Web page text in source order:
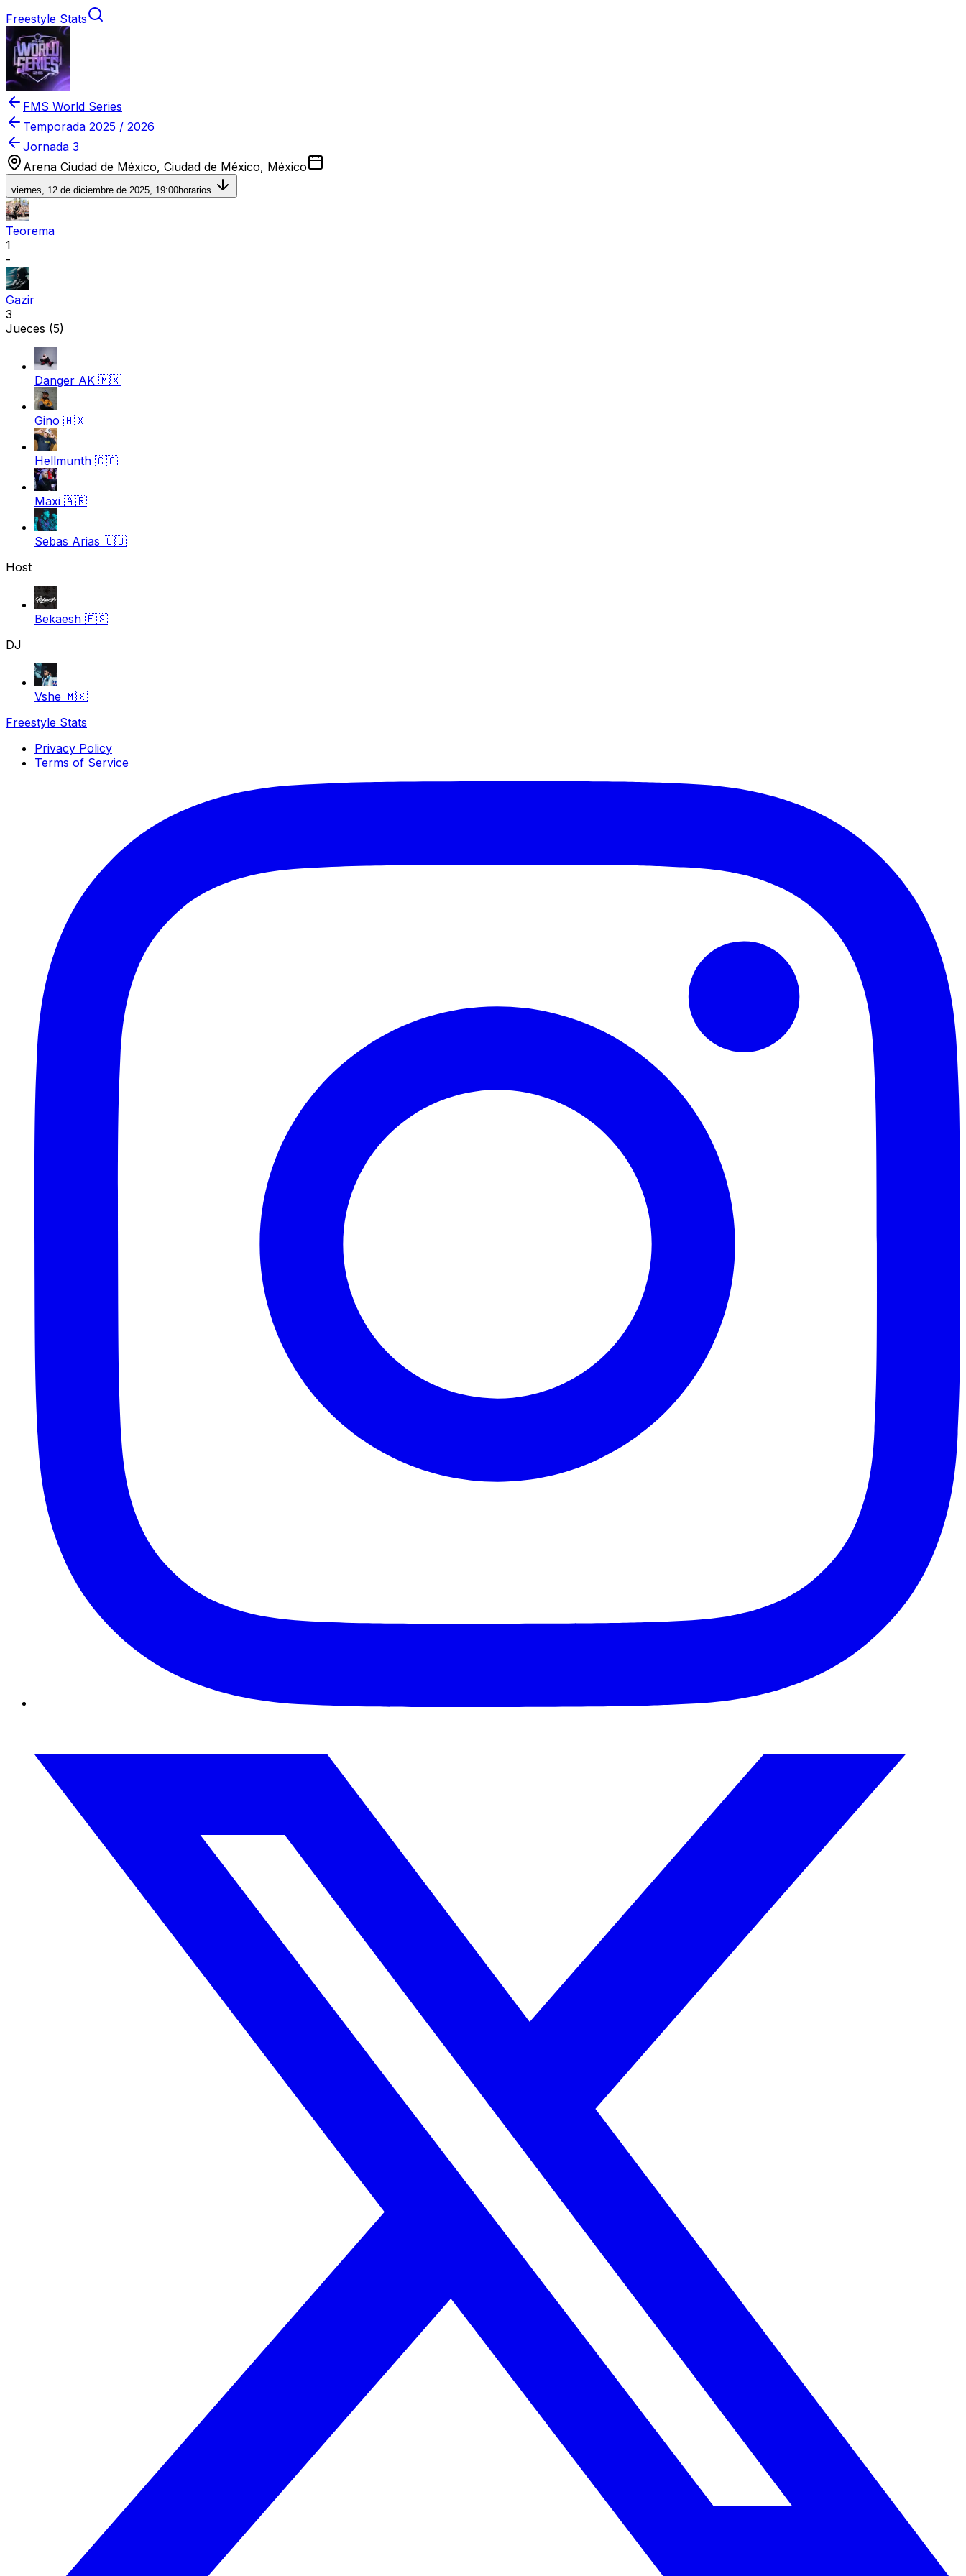
Freestyle Stats
FMS World Series
Temporada 2025 / 2026
Jornada 3
Arena Ciudad de México, Ciudad de México, México
viernes, 12 de diciembre de 2025, 19:00horarios
Teorema
1
-
Gazir
3
Jueces (5)
Danger AK 🇲🇽
Gino 🇲🇽
Hellmunth 🇨🇴
Maxi 🇦🇷
Sebas Arias 🇨🇴
Host
Bekaesh 🇪🇸
DJ
Vshe 🇲🇽
Freestyle Stats
Privacy Policy
Terms of Service